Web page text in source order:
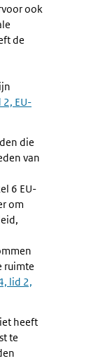
ook
de
EU-
die
van
6 EU-
om
ruimte
lid 2,
heeft
te